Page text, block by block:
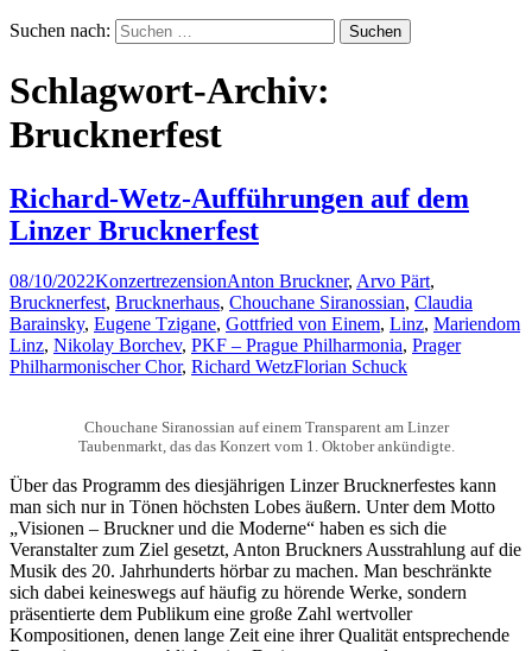
Suchen nach:
Schlagwort-Archiv:
Brucknerfest
Richard-Wetz-Aufführungen auf dem
Linzer Brucknerfest
08/10/2022KonzertrezensionAnton Bruckner, Arvo Pärt,
Brucknerfest, Brucknerhaus, Chouchane Siranossian, Claudia
Barainsky, Eugene Tzigane, Gottfried von Einem, Linz, Mariendom
Linz, Nikolay Borchev, PKF – Prague Philharmonia, Prager
Philharmonischer Chor, Richard WetzFlorian Schuck
Chouchane Siranossian auf einem Transparent am Linzer
Taubenmarkt, das das Konzert vom 1. Oktober ankündigte.
Über das Programm des diesjährigen Linzer Brucknerfestes kann
man sich nur in Tönen höchsten Lobes äußern. Unter dem Motto
„Visionen – Bruckner und die Moderne“ haben es sich die
Veranstalter zum Ziel gesetzt, Anton Bruckners Ausstrahlung auf die
Musik des 20. Jahrhunderts hörbar zu machen. Man beschränkte
sich dabei keineswegs auf häufig zu hörende Werke, sondern
präsentierte dem Publikum eine große Zahl wertvoller
Kompositionen, denen lange Zeit eine ihrer Qualität entsprechende